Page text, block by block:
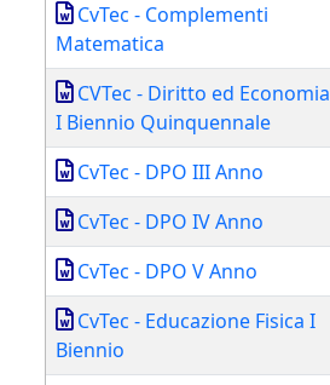
CvTec - Complementi
Matematica
CVTec - Diritto ed Economia
I Biennio Quinquennale
CvTec - DPO III Anno
CvTec - DPO IV Anno
CvTec - DPO V Anno
CvTec - Educazione Fisica I
Biennio